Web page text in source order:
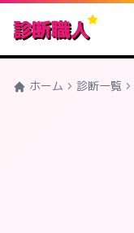
診断職人
ホーム 診断一覧